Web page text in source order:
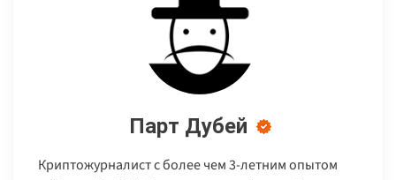
Парт Дубей
Криптожурналист с более чем 3-летним опытом